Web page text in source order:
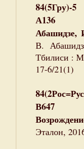
84(5Гру)-5
А136
Абашидзе,
В.
Тбилиси :
17-6/21(1)
В647
Эталон,